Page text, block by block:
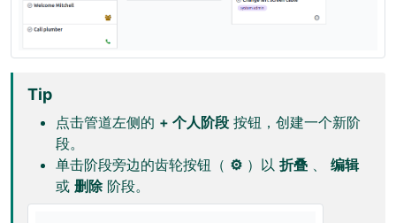
Tip
点击管道左侧的 + 个人阶段 按钮，创建一个新阶
段。
单击阶段旁边的齿轮按钮（ ⚙ ）以 折叠 、 编辑
或 删除阶段。